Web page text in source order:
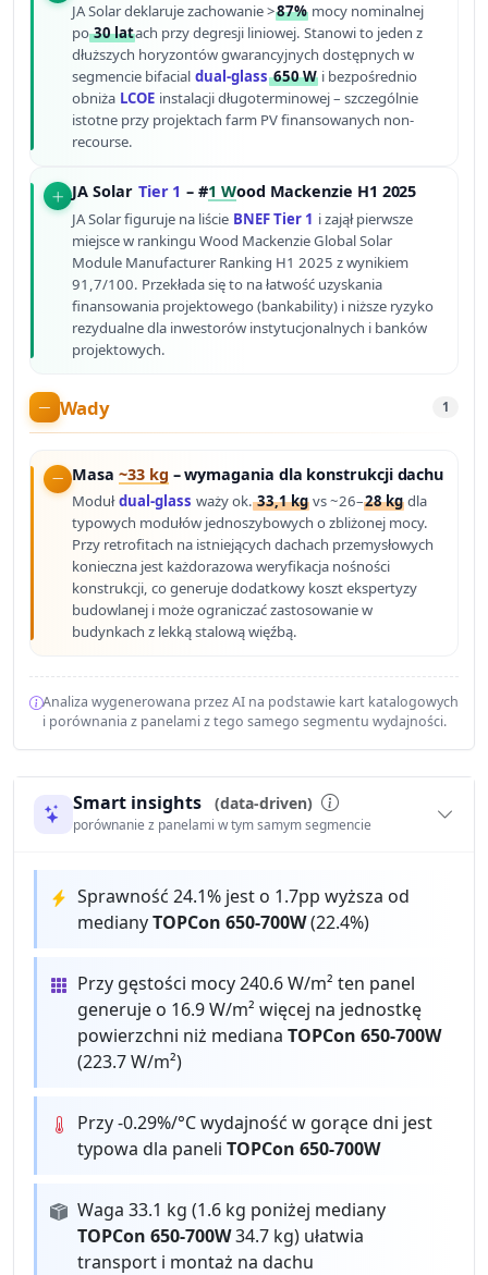
JA Solar deklaruje zachowanie >87% mocy nominalnej
po30 latach przy degresji liniowej. Stanowi to jeden z
dłuższych horyzontów gwarancyjnych dostępnych w
segmencie bifacial dual-glass650 W i bezpośrednio
obniża LCOE instalacji długoterminowej – szczególnie
istotne przy projektach farm PV finansowanych non-
recourse.
JA Solar Tier 1 – #1 Wood Mackenzie H1 2025
JA Solar figuruje na liście BNEF Tier 1 i zajął pierwsze
miejsce w rankingu Wood Mackenzie Global Solar
Module Manufacturer Ranking H1 2025 z wynikiem
91,7/100. Przekłada się to na łatwość uzyskania
finansowania projektowego (bankability) i niższe ryzyko
rezydualne dla inwestorów instytucjonalnych i banków
projektowych.
Wady 1
Masa~33 kg – wymagania dla konstrukcji dachu
Modułdual-glass waży ok.33,1 kg vs ~26–28 kg dla
typowych modułów jednoszybowych o zbliżonej mocy.
Przy retrofitach na istniejących dachach przemysłowych
konieczna jest każdorazowa weryfikacja nośności
konstrukcji, co generuje dodatkowy koszt ekspertyzy
budowlanej i może ograniczać zastosowanie w
budynkach z lekką stalową więźbą.
Analiza wygenerowana przez AI na podstawie kart katalogowych
i porównania z panelami z tego samego segmentu wydajności.
Smart insights (data-driven)
porównanie z panelami w tym samym segmencie
Sprawność 24.1% jest o 1.7pp wyższa od
medianyTOPCon 650-700W(22.4%)
Przy gęstości mocy 240.6 W/m² ten panel
generuje o 16.9 W/m² więcej na jednostkę
powierzchni niż medianaTOPCon 650-700W
(223.7 W/m²)
Przy -0.29%/°C wydajność w gorące dni jest
typowa dla paneliTOPCon 650-700W
Waga 33.1 kg (1.6 kg poniżej mediany
TOPCon 650-700W34.7 kg) ułatwia
transport i montaż na dachu